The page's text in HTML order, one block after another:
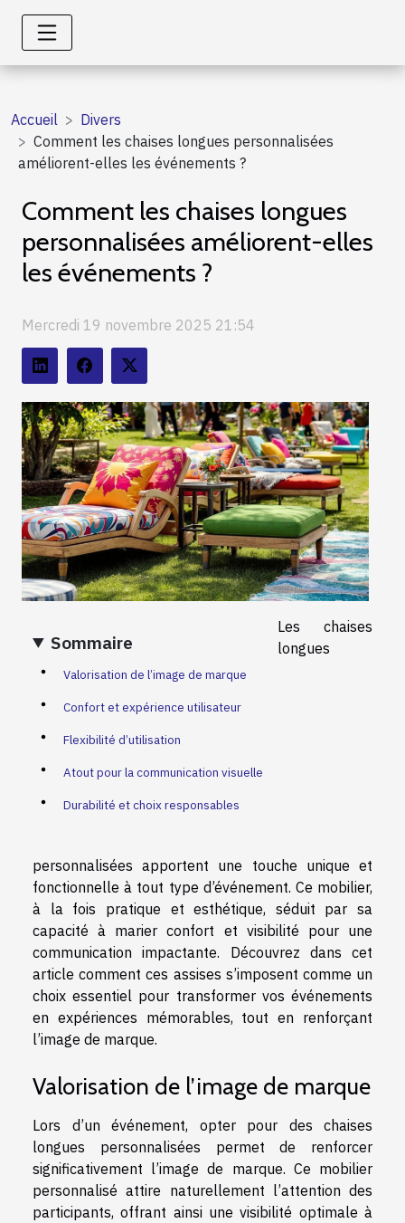
Accueil
Divers
Comment les chaises longues personnalisées
améliorent-elles les événements ?
Comment les chaises longues
personnalisées améliorent-elles
les événements ?
Mercredi 19 novembre 2025 21:54
Sommaire
Valorisation de l’image de marque
Confort et expérience utilisateur
Flexibilité d’utilisation
Atout pour la communication visuelle
Durabilité et choix responsables
Les chaises
longues
personnalisées apportent une touche unique et
fonctionnelle à tout type d’événement. Ce mobilier,
à la fois pratique et esthétique, séduit par sa
capacité à marier confort et visibilité pour une
communication impactante. Découvrez dans cet
article comment ces assises s’imposent comme un
choix essentiel pour transformer vos événements
en expériences mémorables, tout en renforçant
l’image de marque.
Valorisation de l’image de marque
Lors d’un événement, opter pour des chaises
longues personnalisées permet de renforcer
significativement l’image de marque. Ce mobilier
personnalisé attire naturellement l’attention des
participants, offrant ainsi une visibilité optimale à